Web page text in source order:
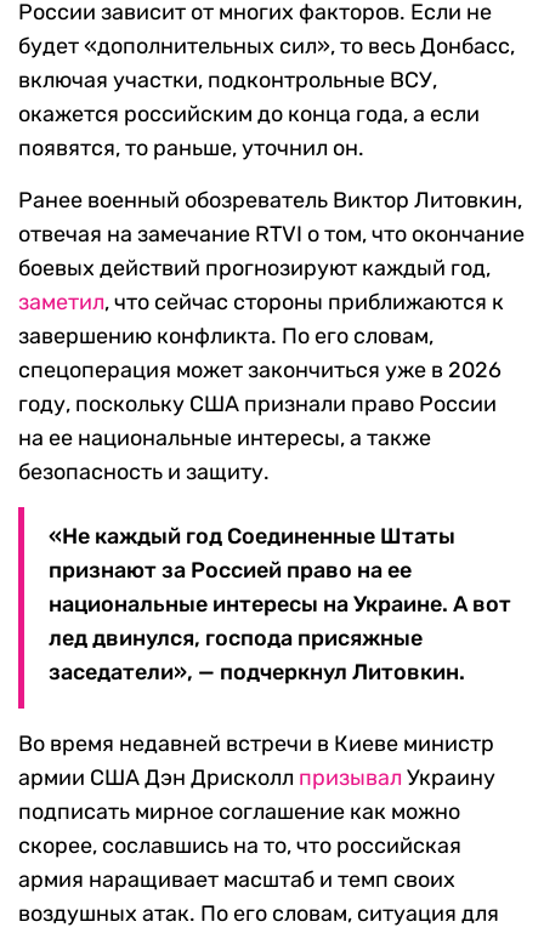
России зависит от многих факторов. Если не
будет «дополнительных сил», то весь Донбасс,
включая участки, подконтрольные ВСУ,
окажется российским до конца года, а если
появятся, то раньше, уточнил он.
Ранее военный обозреватель Виктор Литовкин,
отвечая на замечание RTVI о том, что окончание
боевых действий прогнозируют каждый год,
заметил, что сейчас стороны приближаются к
завершению конфликта. По его словам,
спецоперация может закончиться уже в 2026
году, поскольку США признали право России
на ее национальные интересы, а также
безопасность и защиту.
«Не каждый год Соединенные Штаты
признают за Россией право на ее
национальные интересы на Украине. А вот
лед двинулся, господа присяжные
заседатели», — подчеркнул Литовкин.
Во время недавней встречи в Киеве министр
армии США Дэн Дрисколл призывал Украину
подписать мирное соглашение как можно
скорее, сославшись на то, что российская
армия наращивает масштаб и темп своих
воздушных атак. По его словам, ситуация для